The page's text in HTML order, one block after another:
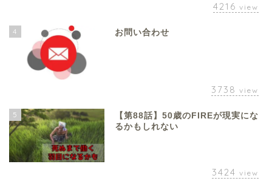
4216 view
4 お問い合わせ
3738 view
5
【第88話】50歳のFIREが現実にな
るかもしれない
3424 view